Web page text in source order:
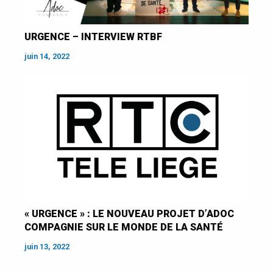
URGENCE – INTERVIEW RTBF
juin 14, 2022
« URGENCE » : LE NOUVEAU PROJET D’ADOC
COMPAGNIE SUR LE MONDE DE LA SANTÉ
juin 13, 2022